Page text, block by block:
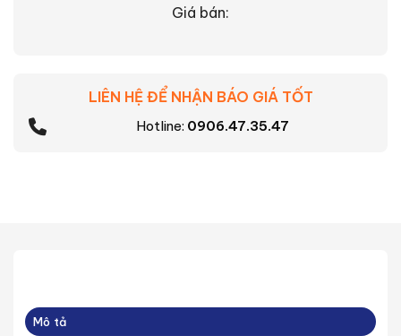
Giá bán:
LIÊN HỆ ĐỂ NHẬN BÁO GIÁ TỐT
Hotline: 0906.47.35.47
Mô tả